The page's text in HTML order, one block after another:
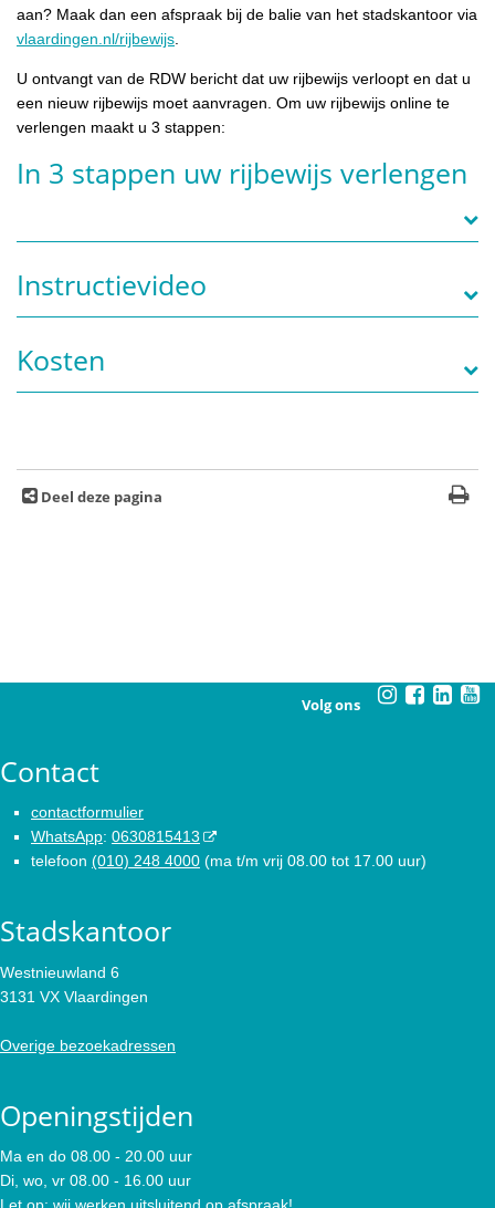
aan? Maak dan een afspraak bij de balie van het stadskantoor via
vlaardingen.nl/rijbewijs
U ontvangt van de RDW bericht dat uw rijbewijs verloopt en dat u
een nieuw rijbewijs moet aanvragen. Om uw rijbewijs online te
verlengen maakt u 3 stappen:
In 3 stappen uw rijbewijs verlengen
Instructievideo
Kosten
Deel deze pagina
Volg ons
Contact
contactformulier
WhatsApp: 0630815413
telefoon (010) 248 4000 (ma t/m vrij 08.00 tot 17.00 uur)
Stadskantoor
Westnieuwland 6
3131 VX Vlaardingen
Overige bezoekadressen
Openingstijden
Ma en do 08.00 - 20.00 uur
Di, wo, vr 08.00 - 16.00 uur